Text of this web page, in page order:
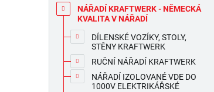
NÁŘADÍ KRAFTWERK - NĚMECKÁ
KVALITA V NÁŘADÍ
DÍLENSKÉ VOZÍKY, STOLY,
STĚNY KRAFTWERK
RUČNÍ NÁŘADÍ KRAFTWERK
NÁŘADÍ IZOLOVANÉ VDE DO
1000V ELEKTRIKÁŘSKÉ